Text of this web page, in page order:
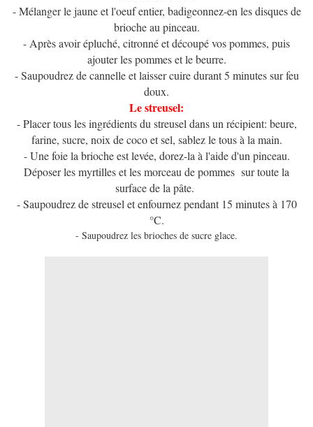
- Mélanger le jaune et l'oeuf entier, badigeonnez-en les disques de
brioche au pinceau.
- Après avoir épluché, citronné et découpé vos pommes, puis
ajouter les pommes et le beurre.
- Saupoudrez de cannelle et laisser cuire durant 5 minutes sur feu
doux.
Le streusel:
- Placer tous les ingrédients du streusel dans un récipient: beure,
farine, sucre, noix de coco et sel, sablez le tous à la main.
- Une foie la brioche est levée, dorez-la à l'aide d'un pinceau.
Déposer les myrtilles et les morceau de pommes sur toute la
surface de la pâte.
- Saupoudrez de streusel et enfournez pendant 15 minutes à 170
°C.
- Saupoudrez les brioches de sucre glace.